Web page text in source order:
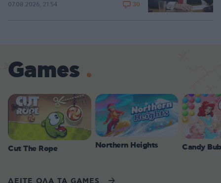
07.08.2026, 21:54 30
Games
Cut The Rope Northern Heights Candy